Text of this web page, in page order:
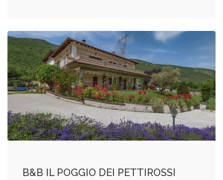
B&B IL POGGIO DEI PETTIROSSI